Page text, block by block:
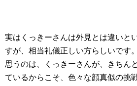
実はくっきーさんは外見とは違いと
すが、相当礼儀正しい方らしいです
思うのは、くっきーさんが、きちん
ているからこそ、色々な顔真似の挑